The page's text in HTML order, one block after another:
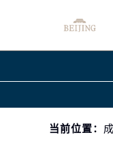
当前位置：